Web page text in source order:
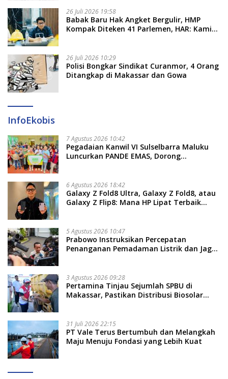
26 Juli 2026 19:58
​Babak Baru Hak Angket Bergulir, HMP
Kompak Diteken 41 Parlemen, HAR: Kami
26 Juli 2026 10:29
Polisi Bongkar Sindikat Curanmor, 4 Orang
Ditangkap di Makassar dan Gowa
InfoEkobis
7 Agustus 2026 10:42
Pegadaian Kanwil VI Sulselbarra Maluku
Luncurkan PANDE EMAS, Dorong
6 Agustus 2026 18:42
Galaxy Z Fold8 Ultra, Galaxy Z Fold8, atau
Galaxy Z Flip8: Mana HP Lipat Terbaik
5 Agustus 2026 10:47
Prabowo Instruksikan Percepatan
Penanganan Pemadaman Listrik dan Jaga
3 Agustus 2026 09:28
Pertamina Tinjau Sejumlah SPBU di
Makassar, Pastikan Distribusi Biosolar
31 Juli 2026 22:15
PT Vale Terus Bertumbuh dan Melangkah
Maju Menuju Fondasi yang Lebih Kuat